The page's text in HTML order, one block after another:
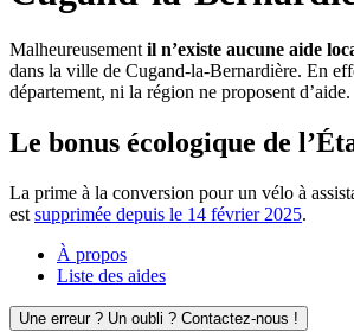
Malheureusement il n’existe aucune aide
dans la ville de Cugand-la-Bernardière. En
département, ni la région ne proposent d’aide.
Le bonus écologique de
La prime à la conversion pour un vélo à
est supprimée depuis le 14 février 2025.
À propos
Liste des aides
Une erreur ? Un oubli ? Contactez-nous !